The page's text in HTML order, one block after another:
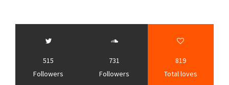
515
Followers
731
Followers
819
Total loves